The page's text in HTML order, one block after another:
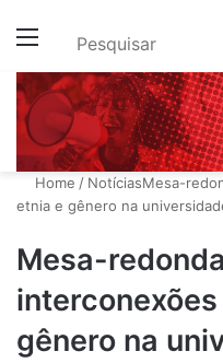
Menu
Home / NotíciasMesa-
etnia e gênero na
Mesa-
gênero na